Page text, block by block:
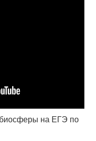
на ЕГЭ по